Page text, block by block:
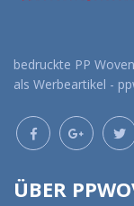
bedruckte PP
als Werbeartikel -
ÜBER